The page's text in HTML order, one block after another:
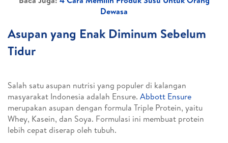
Dewasa
Asupan yang Enak Diminum Sebelum
Tidur
Salah satu asupan nutrisi yang populer di kalangan
masyarakat Indonesia adalah Ensure. Abbott Ensure
merupakan asupan dengan formula Triple Protein, yaitu
Whey, Kasein, dan Soya. Formulasi ini membuat protein
lebih cepat diserap oleh tubuh.